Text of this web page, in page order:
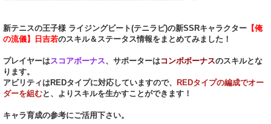
新テニスの王子様 ライジングビート(テニラビ)の新SSRキャラクター 【俺
の流儀】日吉若のスキル＆ステータス情報をまとめてみました！
プレイヤーはスコアボーナス、サポーターはコンボボーナスのスキルとな
ります。
アビリティはREDタイプに対応していますので、
REDタイプの編成でオー
ダーを組むと、よりスキルを生かすことができます！
キャラ育成の参考にご活用下さい。